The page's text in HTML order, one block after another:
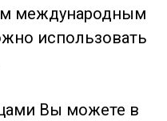
международным
использовать
Вы можете в